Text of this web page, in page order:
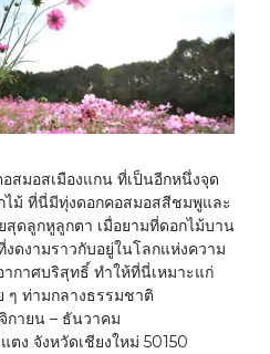
สมอสเมืองแกน ที่เป็นอีกหนึ่งจุด
ไม้ ที่นี่มีทุ่งดอกคอสมอสสีชมพูและ
ดลูกหูลูกตา เมื่อยามที่ดอกไม้บาน
ดงามราวกับอยู่ในโลกแห่งความ
กาศบริสุทธิ์ ทำให้ที่นี่เหมาะแก่
ๆ ท่ามกลางธรรมชาติ
กายน – ธันวาคม
ง จังหวัดเชียงใหม่ 50150